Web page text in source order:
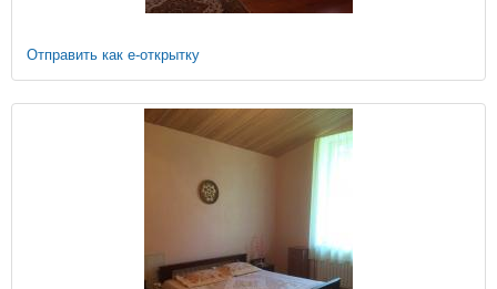
Отправить как е-открытку